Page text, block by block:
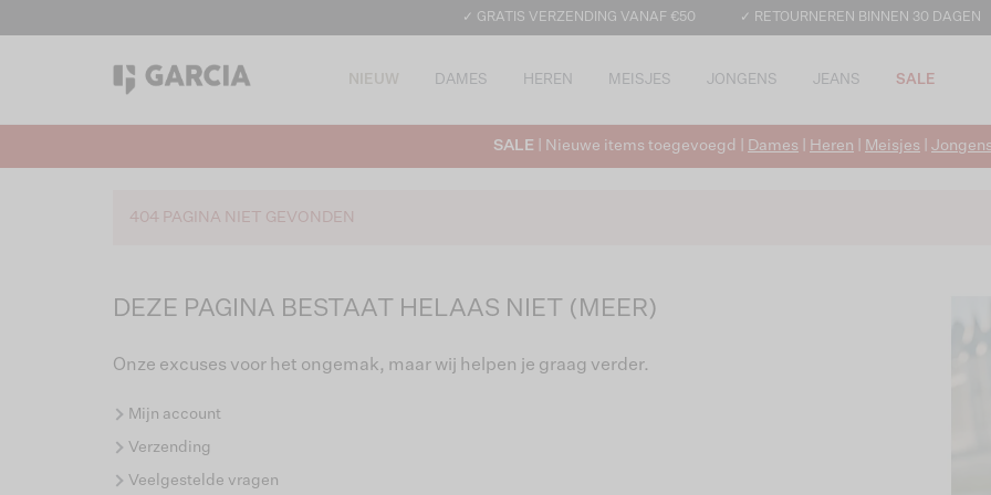
✓ GRATIS VERZENDING VANAF €50 ✓ RETOURNEREN BINNEN 30 DAGEN
NIEUW DAMES HEREN MEISJES JONGENS JEANS SALE
SALE | Nieuwe items toegevoegd | Dames Heren Meisjes
404 PAGINA NIET GEVONDEN
DEZE PAGINA BESTAAT HELAAS NIET (MEER)
Onze excuses voor het ongemak, maar wij helpen je graag verder.
Mijn account
Verzending
Veelgestelde vragen